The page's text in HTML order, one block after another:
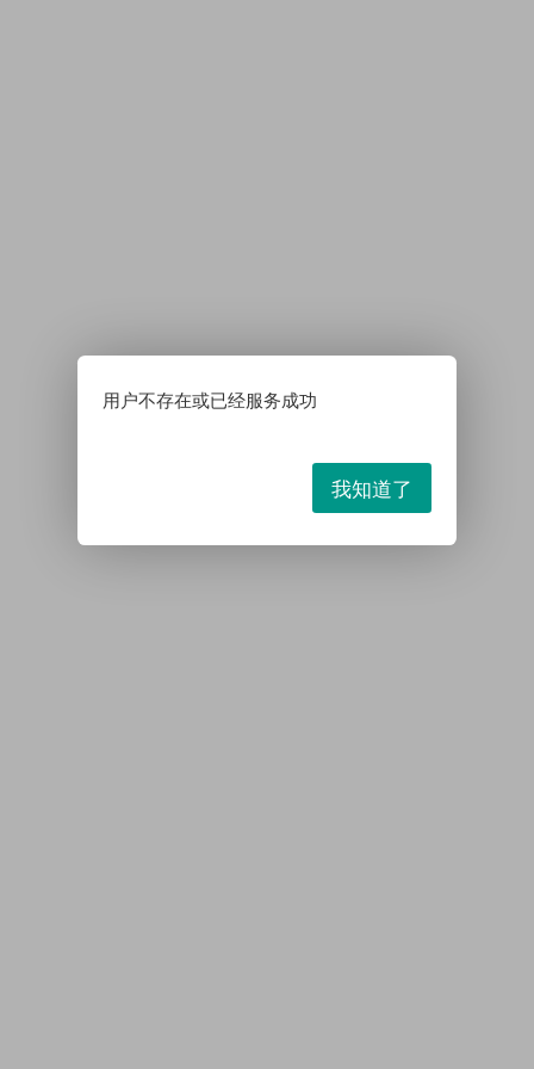
用户不存在或已经服务成功
我知道了